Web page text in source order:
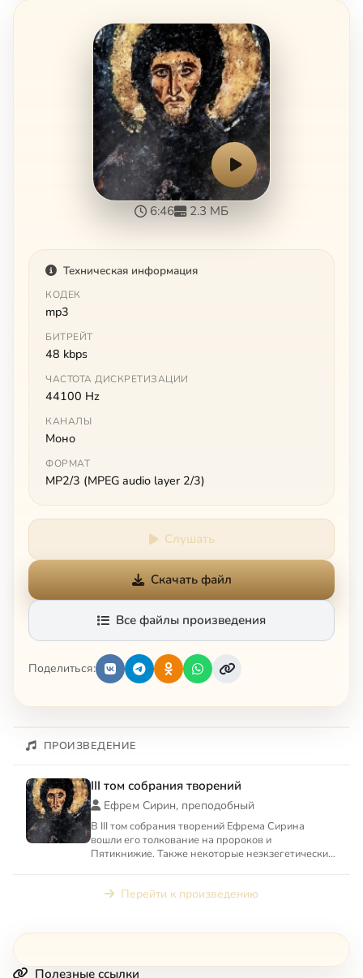
6:46 2.3 МБ
Техническая информация
КОДЕК
mp3
БИТРЕЙТ
48 kbps
ЧАСТОТА ДИСКРЕТИЗАЦИИ
44100 Hz
КАНАЛЫ
Моно
ФОРМАТ
MP2/3 (MPEG audio layer 2/3)
Слушать
Скачать файл
Все файлы произведения
Поделиться:
ПРОИЗВЕДЕНИЕ
III том собрания творений
Ефрем Сирин, преподобный
В III том собрания творений Ефрема Сирина
вошли его толкование на пророков и
Пятикнижие. Также некоторые неэкзегетические
Перейти к произведению
Полезные ссылки